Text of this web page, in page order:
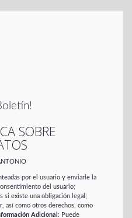
SOBRE
por el usuario y enviarle la
del usuario;
si existe una obligación legal;
así como otros derechos, como
Adicional : Puede